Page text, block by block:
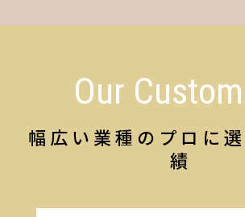
Our
幅広い業種のプロに
績